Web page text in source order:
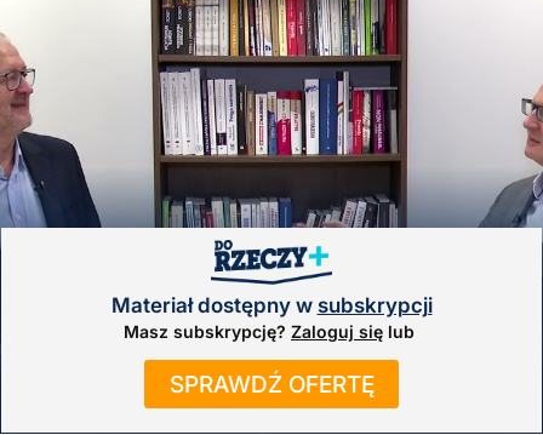
Materiał dostępny w subskrypcji
Masz subskrypcję? Zaloguj się lub
SPRAWDŹ OFERTĘ